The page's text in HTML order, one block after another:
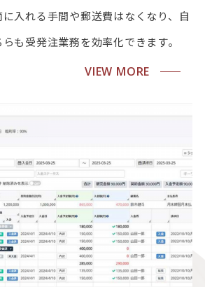
入れる手間や郵送費はなくなり、自
も受発注業務を効率化できます。
VIEW MORE